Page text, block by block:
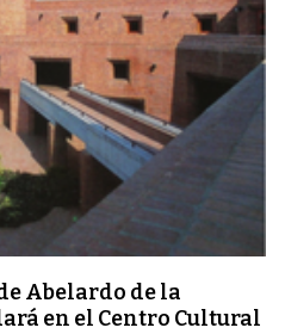
Abelardo de la
en el Centro Cultural